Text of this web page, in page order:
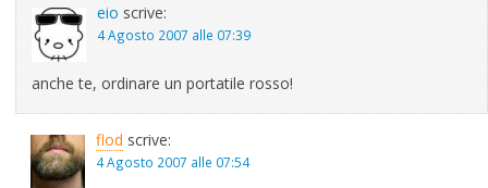
eio scrive:
4 Agosto 2007 alle 07:39
anche te, ordinare un portatile rosso!
flod scrive:
4 Agosto 2007 alle 07:54